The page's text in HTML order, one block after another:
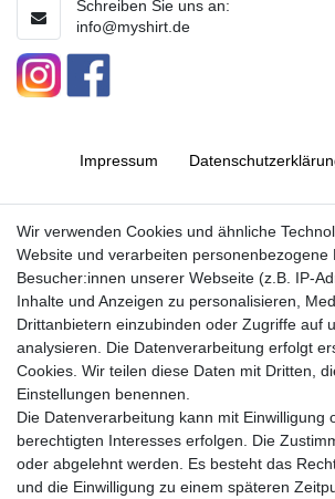
Schreiben Sie uns an:
info@myshirt.de
Impressum
Barrierefreiheitserklärung
Vertrag widerrufen
Jetzt anmelden und auf
bleiben!
Sie wollen keine Neuigkeiten
Wir verwenden Cookies und ähnliche
Website und verarbeiten personenbezogene
Besucher:innen unserer Webseite (z.B. IP-
Inhalte und Anzeigen zu personalisieren,
Drittanbietern einzubinden oder Zugriffe auf
analysieren. Die Datenverarbeitung erfolgt
Cookies. Wir teilen diese Daten mit Dritten,
Einstellungen benennen.
Die Datenverarbeitung kann mit Einwilligung
berechtigten Interesses erfolgen. Die
oder abgelehnt werden. Es besteht das
und die Einwilligung zu einem späteren